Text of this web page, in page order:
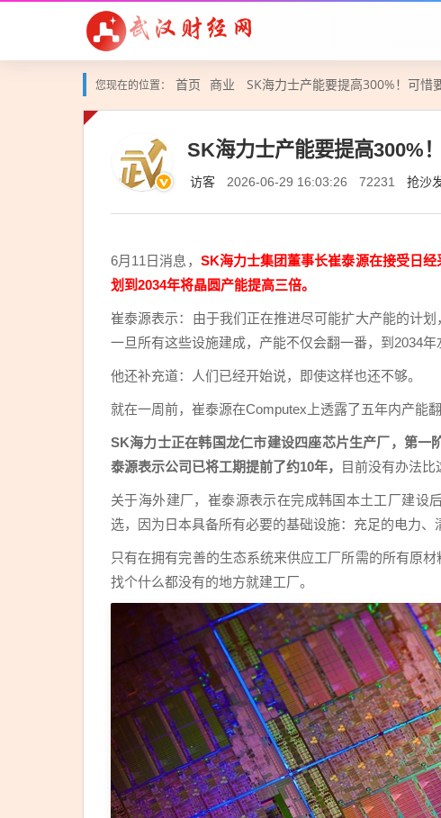
您现在的位置： 首页 商业 SK海力士产能要提高300%！可惜
SK海力士产能要提高300%
访客 2026-06-29 16:03:26 72231 抢沙
6月11日消息， SK海力士集团董事长崔泰源在接受日
划到2034年将晶圆产能提高三倍。
崔泰源表示：由于我们正在推进尽可能扩大产能的计
一旦所有这些设施建成，产能不仅会翻一番，到2034年
他还补充道：人们已经开始说，即使这样也还不够。
就在一周前，崔泰源在Computex上透露了五年内产能
SK海力士正在韩国龙仁市建设四座芯片生产厂，第一
泰源表示公司已将工期提前了约10年，
目前没有办法比
关于海外建厂，崔泰源表示在完成韩国本土工厂建设
选，因为日本具备所有必要的基础设施：充足的电力、
只有在拥有完善的生态系统来供应工厂所需的所有原
找个什么都没有的地方就建工厂。